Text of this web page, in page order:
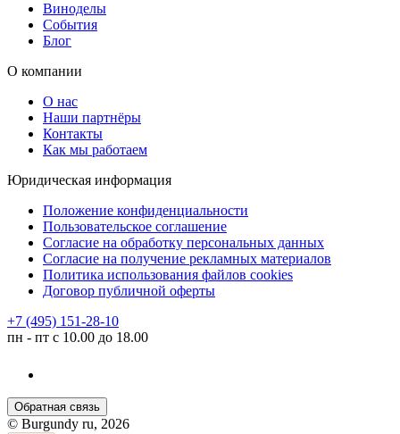
Виноделы
События
Блог
О компании
О нас
Наши партнёры
Контакты
Как мы работаем
Юридическая информация
Положение конфиденциальности
Пользовательское соглашение
Согласие на обработку персональных данных
Согласие на получение рекламных материалов
Политика использования файлов cookies
Договор публичной оферты
+7 (495) 151-28-10
пн - пт с 10.00 до 18.00
Обратная связь
© Burgundy ru, 2026